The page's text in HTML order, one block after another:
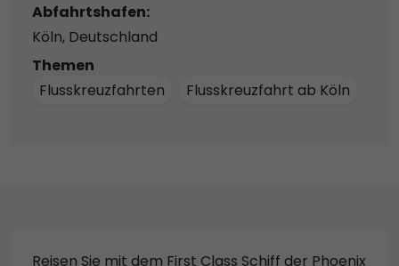
Abfahrtshafen:
Köln, Deutschland
Themen
Flusskreuzfahrten
Flusskreuzfahrt ab Köln
Reisen Sie mit dem First Class Schiff der Phoenix